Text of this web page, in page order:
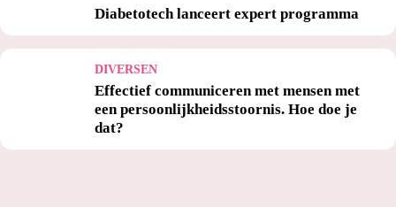
Diabetotech lanceert expert programma
Effectief communiceren met mensen met
een persoonlijkheidsstoornis. Hoe doe je
dat?
DIVERSEN